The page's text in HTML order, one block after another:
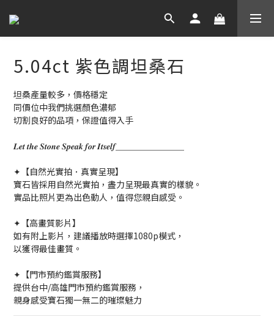
5.04ct 紫色調坦桑石
坦桑產量較多，價格穩定
同價位中我們挑選顏色濃郁
切割良好的品項，保證值得入手
𝑳𝒆𝒕 𝒕𝒉𝒆 𝑺𝒕𝒐𝒏𝒆 𝑺𝒑𝒆𝒂𝒌 𝒇𝒐𝒓 𝑰𝒕𝒔𝒆𝒍𝒇＿＿＿＿＿＿＿＿
✦【自然光實拍．真實呈現】
寶石皆採用自然光實拍，盡力呈現最真實的樣貌。
實品比照片更為出色動人，值得您親自感受。
✦【高畫質影片】
如有附上影片，建議播放時選擇1080p模式，
以獲得最佳畫質。
✦【門市預約鑑賞服務】
提供台中/高雄門市預約鑑賞服務，
親身感受寶石獨一無二的璀璨魅力